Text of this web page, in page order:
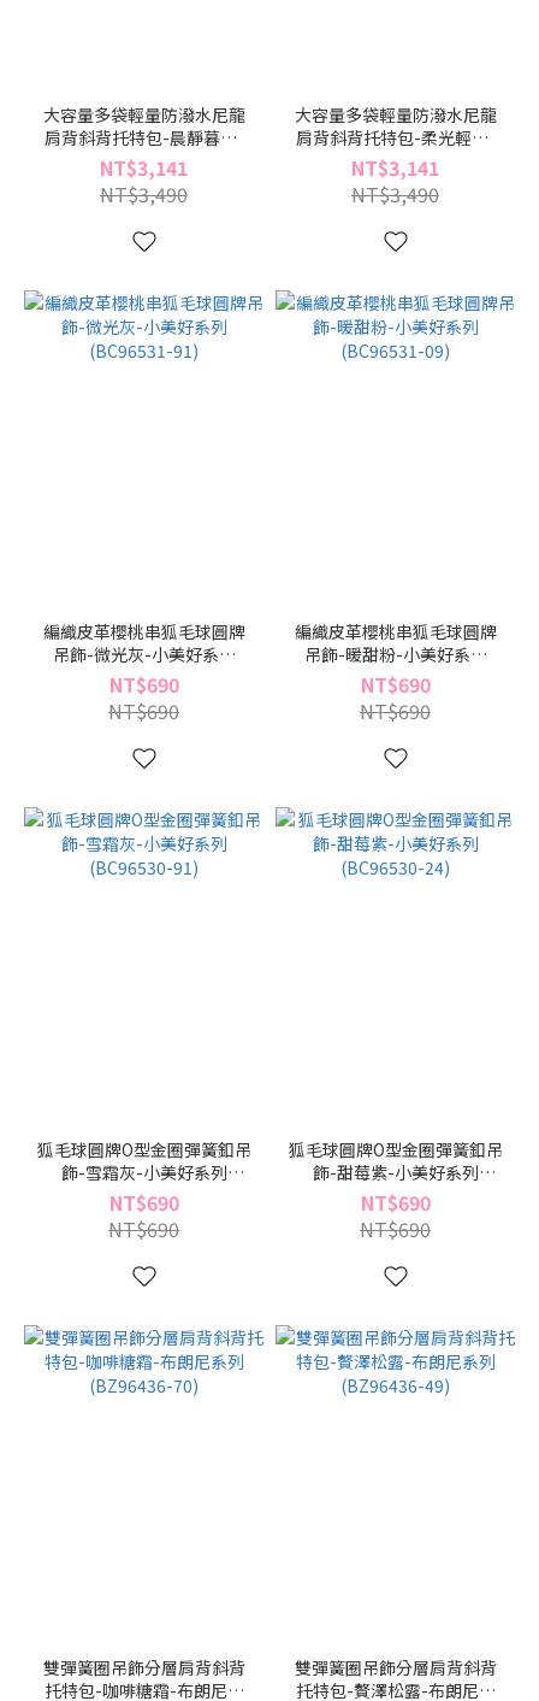
大容量多袋輕量防潑水尼龍
肩背斜背托特包-晨靜暮黑-
輕褶系列(BZ96523-49)
NT$3,141
NT$3,490
大容量多袋輕量防潑水尼龍
肩背斜背托特包-柔光輕棕-
輕褶系列(BZ96523-34)
NT$3,141
NT$3,490
編織皮革櫻桃串狐毛球圓牌
吊飾-微光灰-小美好系列
(BC96531-91)
NT$690
NT$690
編織皮革櫻桃串狐毛球圓牌
吊飾-暖甜粉-小美好系列
(BC96531-09)
NT$690
NT$690
狐毛球圓牌O型金圈彈簧釦吊
飾-雪霜灰-小美好系列
(BC96530-91)
NT$690
NT$690
狐毛球圓牌O型金圈彈簧釦吊
飾-甜莓紫-小美好系列
(BC96530-24)
NT$690
NT$690
雙彈簧圈吊飾分層肩背斜背
托特包-咖啡糖霜-布朗尼系
雙彈簧圈吊飾分層肩背斜背
托特包-贅澤松露-布朗尼系